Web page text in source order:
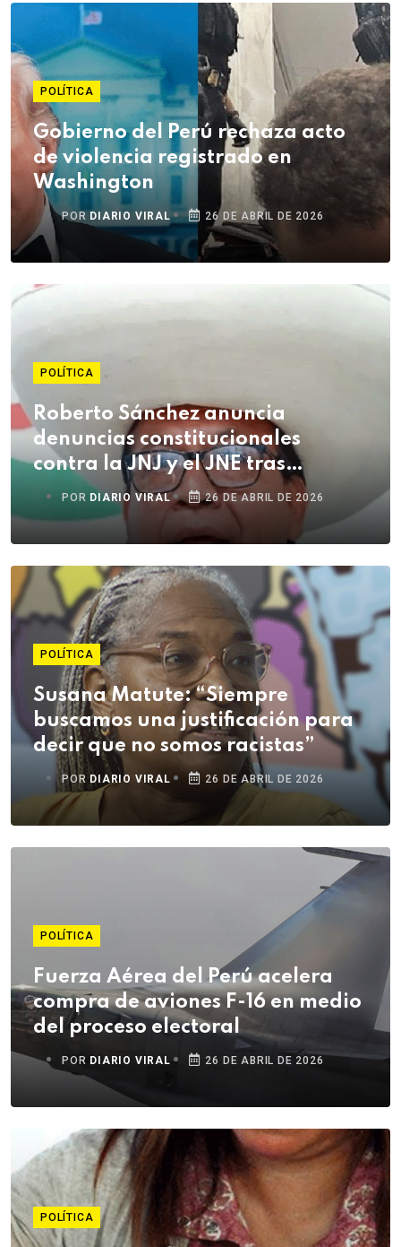
POLÍTICA
Gobierno del Perú rechaza acto
de violencia registrado en
Washington
POR DIARIO VIRAL 26 DE ABRIL DE 2026
POLÍTICA
Roberto Sánchez anuncia
denuncias constitucionales
contra la JNJ y el JNE tras
elecciones
POR DIARIO VIRAL 26 DE ABRIL DE 2026
POLÍTICA
Susana Matute: “Siempre
buscamos una justificación para
decir que no somos racistas”
PORDIARIO VIRAL 26 DE ABRIL DE 2026
POLÍTICA
Fuerza Aérea del Perú acelera
compra de aviones F-16 en medio
del proceso electoral
POR DIARIO VIRAL 26 DE ABRIL DE 2026
POLÍTICA